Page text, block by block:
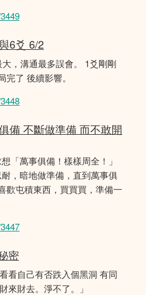
6爻 6/2
，溝通最多誤會。 1爻剛剛
了 後續影響。
備 不斷做準備 而不敢開
「萬事俱備！樣樣周全！」
，暗地做準備，直到萬事俱
歡屯積東西，買買買，準備一
密
看自己有否跌入個黑洞 有同
來財去。淨不了。」